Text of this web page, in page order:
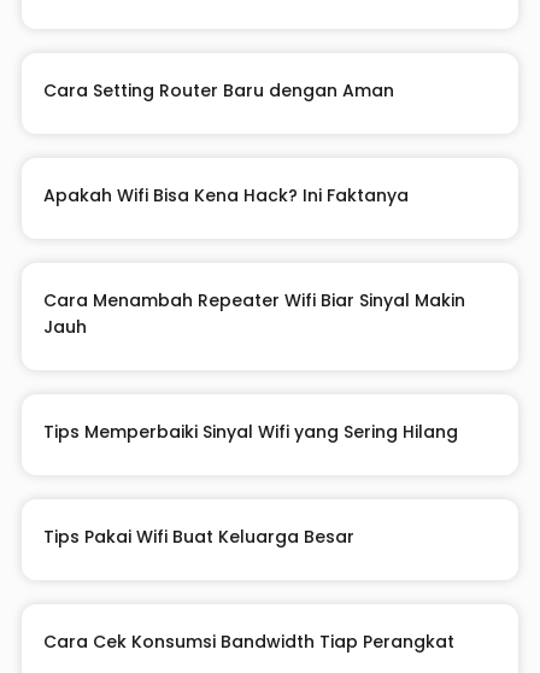
Cara Setting Router Baru dengan Aman
Apakah Wifi Bisa Kena Hack? Ini Faktanya
Cara Menambah Repeater Wifi Biar Sinyal Makin
Jauh
Tips Memperbaiki Sinyal Wifi yang Sering Hilang
Tips Pakai Wifi Buat Keluarga Besar
Cara Cek Konsumsi Bandwidth Tiap Perangkat